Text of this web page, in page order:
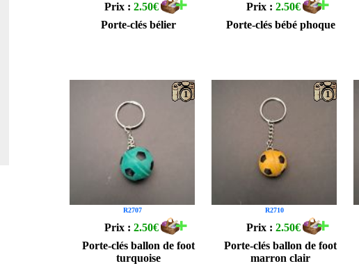
Prix :2.50€
Porte-clés bélier
Prix :2.50€
Porte-clés bébé phoque
R2707
1
Prix :2.50€
Porte-clés ballon de foot
turquoise
R2710
1
Prix :2.50€
Porte-clés ballon de foot
marron clair